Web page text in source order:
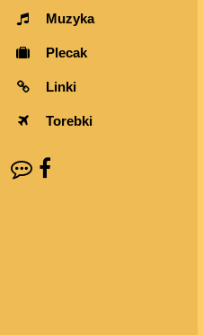
Muzyka
Plecak
Linki
Torebki